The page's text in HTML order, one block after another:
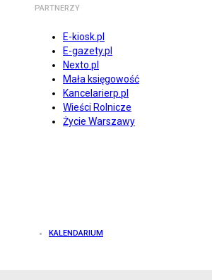
PARTNERZY
E-kiosk.pl
E-gazety.pl
Nexto.pl
Mała księgowość
Kancelarierp.pl
Wieści Rolnicze
Życie Warszawy
KALENDARIUM